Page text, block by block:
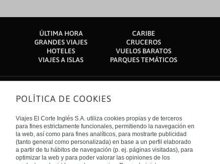
ÚLTIMA HORA
CARIBE
GRANDES VIAJES
CRUCEROS
HOTELES
VUELOS BARATOS
VIAJES A ISLAS
PARQUES TEMÁTICOS
Sobre nosotros
Quiénes somos
Financiación
Sostenibilidad
Turismo accesible
Tarjeta El Corte Inglés
Trabaja con nosotros
El Corte Inglés
Enlaces de interés
Guías de viaje
Catálogos
Auto check-in
Internacional
POLÍTICA DE COOKIES
Viajes El Corte Inglés S.A. utiliza cookies propias y de terceros
para fines estrictamente funcionales, permitiendo la navegación en
la web, así como para fines analíticos, para mostrarte publicidad
(tanto general como personalizada) en base a un perfil elaborado
a partir de tu hábitos de navegación (p. ej. páginas visitadas), para
optimizar la web y para poder valorar las opiniones de los